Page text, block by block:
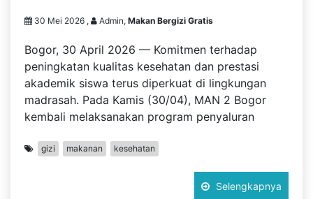
30 Mei 2026 , Admin, Makan Bergizi Gratis
Bogor, 30 April 2026 — Komitmen terhadap
peningkatan kualitas kesehatan dan prestasi
akademik siswa terus diperkuat di lingkungan
madrasah. Pada Kamis (30/04), MAN 2 Bogor
kembali melaksanakan program penyaluran
gizi makanan kesehatan
Selengkapnya